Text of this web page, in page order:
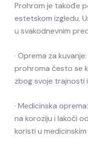
Prohrom je takođe
estetskom izgledu.
u svakodnevnim
· Oprema za
prohroma često se
zbog svoje trajnosti
· Medicinska
na koroziju i lakoći
koristi u